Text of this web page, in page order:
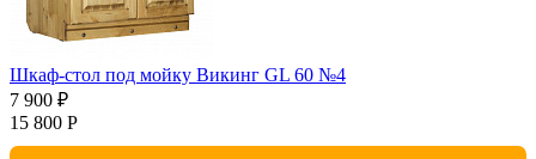
Шкаф-стол под мойку Викинг GL 60 №4
7 900 ₽
15 800 Р